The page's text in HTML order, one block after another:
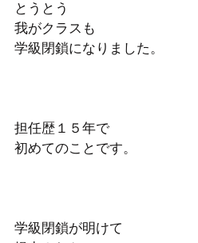
とうとう
我がクラスも
学級閉鎖になりました。
担任歴１５年で
初めてのことです。
学級閉鎖が明けて